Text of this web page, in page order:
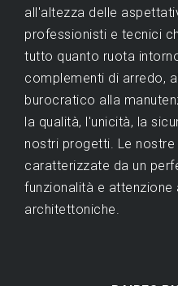
all'altezza delle
professionisti e tecnici
tutto quanto ruota
complementi di arredo,
burocratico alla
la qualità, l'unicità, la
nostri progetti. Le
caratterizzate da un
funzionalità e attenzione
architettoniche.